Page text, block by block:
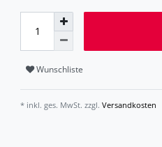
Wunschliste
* inkl. ges. MwSt. zzgl. Versandkosten